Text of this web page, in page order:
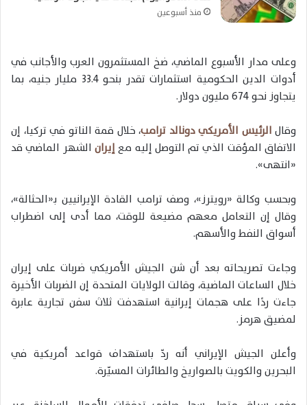
منذ أسبوعين
وعلى مدار الأسبوع الماضي، ضخ المستثمرون العرب والأجانب في
أدوات الدين الحكومية استثمارات تقدر بنحو 33.4 مليار جنيه، بما
يتجاوز نحو 674 مليون دولار.
وقال الرئيس الأمريكي دونالد ترامب، خلال قمة الناتو في تركيا، إن
الاتفاق المؤقت الذي تم التوصل إليه معإيران الشهر الماضي قد
«انتهى».
وبحسب وكالة «رويترز»، وصف ترامب القادة الإيرانيين بـ«الحثالة»،
وقال إن التعامل معهم مضيعة للوقت، مما أدى إلى اضطراب
أسواق النفط والأسهم.
وجاءت تصريحاته بعد أن شن الجيش الأمريكي ضربات على إيران
خلال الساعات الماضية، وقالت الولايات المتحدة إن الضربات الأخيرة
جاءت ردًا على هجمات إيرانية استهدفت ثلاث سفن تجارية عابرة
لمضيق هرمز.
وأعلن الجيش الإيراني أنه ردّ باستهداف قواعد أمريكية في
البحرين والكويت بالصواريخ والطائرات المسيّرة.